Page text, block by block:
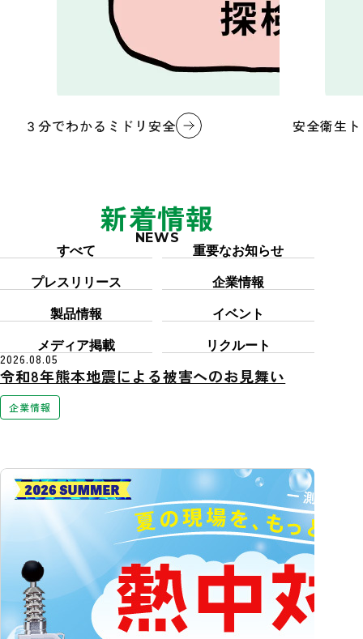
３分でわかるミドリ安全 安全衛生
新着情報
NEWS
すべて 重要なお知らせ
プレスリリース 企業情報
製品情報 イベント
メディア掲載 リクルート
カテゴリー「すべて」を6件表示しています
2026.08.05
令和8年熊本地震による被害へのお見舞い
企業情報